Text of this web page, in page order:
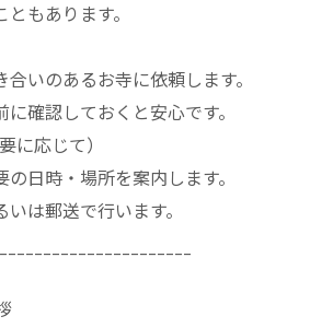
もあります。
いのあるお寺に依頼します。
確認しておくと安心です。
に応じて）
日時・場所を案内します。
は郵送で行います。